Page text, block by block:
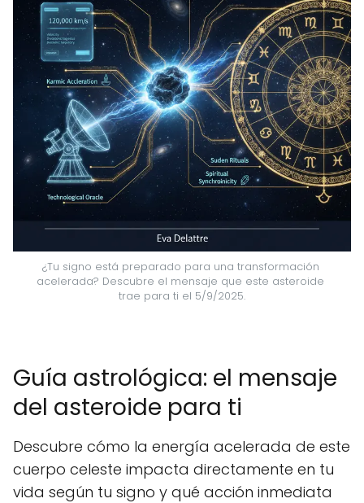
¿Tu signo está preparado para una transformación
acelerada? Descubre el mensaje que este asteroide
trae para ti el 5/9/2025.
Guía astrológica: el mensaje
del asteroide para ti
Descubre cómo la energía acelerada de este
cuerpo celeste impacta directamente en tu
vida según tu signo y qué acción inmediata